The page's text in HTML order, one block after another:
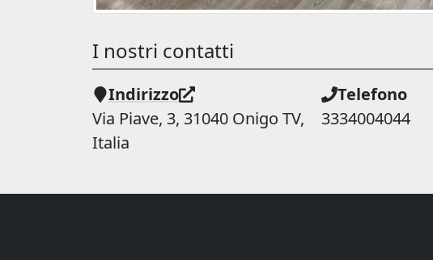
I nostri contatti
Indirizzo
Via Piave, 3, 31040 Onigo TV,
Italia
Telefono
3334004044